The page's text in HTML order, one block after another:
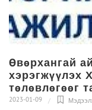
Өвөрхангай
хэрэгжүүлэх
төлөвлөгөөг
2023-01-09